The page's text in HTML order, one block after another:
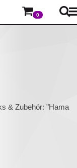
0
& Zubehör: "Hama